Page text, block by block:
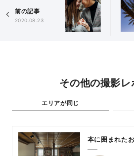
前の記事
2020.08.23
その他の撮影レ
エリアが同じ
本に囲まれた